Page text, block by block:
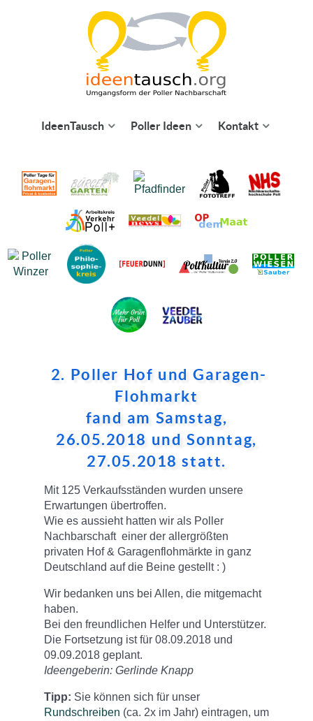
IdeenTausch Poller Ideen Kontakt
2. Poller Hof und Garagen-
Flohmarkt
fand am Samstag,
26.05.2018 und Sonntag,
27.05.2018 statt.
Mit 125 Verkaufsständen wurden unsere
Erwartungen übertroffen.
Wie es aussieht hatten wir als Poller
Nachbarschaft einer der allergrößten
privaten Hof & Garagenflohmärkte in ganz
Deutschland auf die Beine gestellt : )
Wir bedanken uns bei Allen, die mitgemacht
haben.
Bei den freundlichen Helfer und Unterstützer.
Die Fortsetzung ist für 08.09.2018 und
09.09.2018 geplant.
Ideengeberin: Gerlinde Knapp
Tipp: Sie können sich für unser
Rundschreiben (ca. 2x im Jahr) eintragen, um